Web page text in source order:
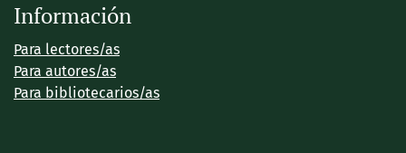
Información
Para lectores/as
Para autores/as
Para bibliotecarios/as